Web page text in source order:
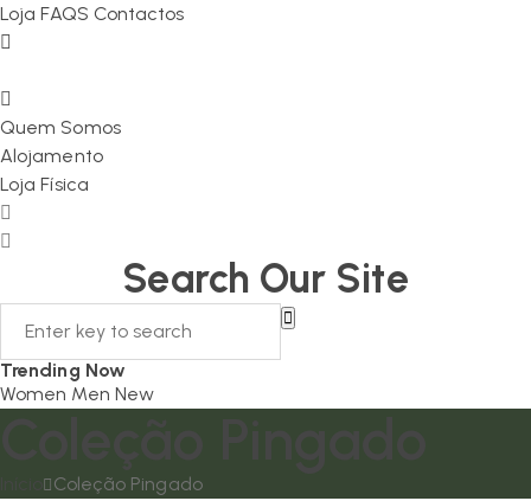
Loja FAQS Contactos
Quem Somos
Alojamento
Loja Física
Search Our Site
Trending Now
Women Men New
Coleção Pingado